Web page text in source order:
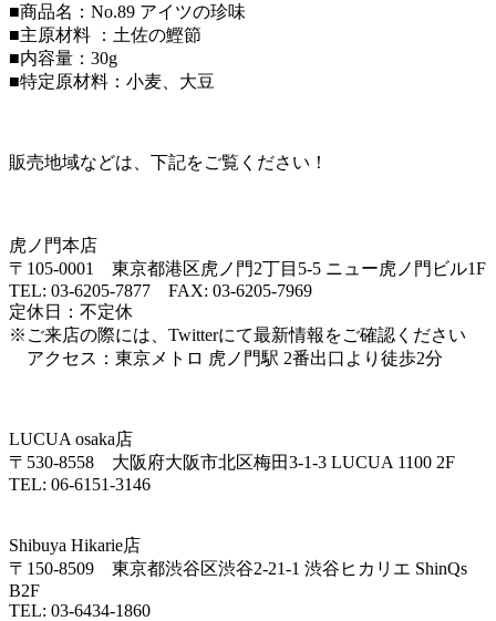
■商品名：No.89 アイツの珍味
■主原材料 ：土佐の鰹節
■内容量：30g
■特定原材料：小麦、大豆
販売地域などは、下記をご覧ください！
虎ノ門本店
〒105-0001 東京都港区虎ノ門2丁目5-5 ニュー虎ノ門ビル1F
TEL: 03-6205-7877 FAX: 03-6205-7969
定休日：不定休
※ご来店の際には、Twitterにて最新情報をご確認ください
アクセス：東京メトロ 虎ノ門駅 2番出口より徒歩2分
LUCUA osaka店
〒530-8558 大阪府大阪市北区梅田3-1-3 LUCUA 1100 2F
TEL: 06-6151-3146
Shibuya Hikarie店
〒150-8509 東京都渋谷区渋谷2-21-1 渋谷ヒカリエ ShinQs
B2F
TEL: 03-6434-1860